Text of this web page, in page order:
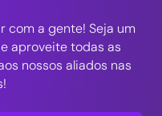
com a gente! Seja um
aproveite todas as
nossos aliados nas